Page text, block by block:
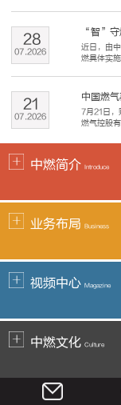
“智”守
近日，由
燃具体实
07.2026
28
中国燃
7月21日
燃气控股
07.2026
21
中燃简介 Introduce
业务布局 Business
视频中心 Magazine
中燃文化 Culture